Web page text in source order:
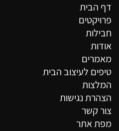
דף הבית
פרויקטים
חבילות
אודות
מאמרים
טיפים לעיצוב הבית
המלצות
הצהרת נגישות
צור קשר
מפת אתר